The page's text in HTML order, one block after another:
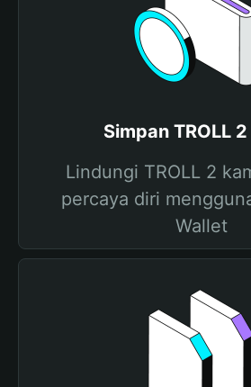
Simpan TROLL
Lindungi TROLL 2
percaya diri
Wallet